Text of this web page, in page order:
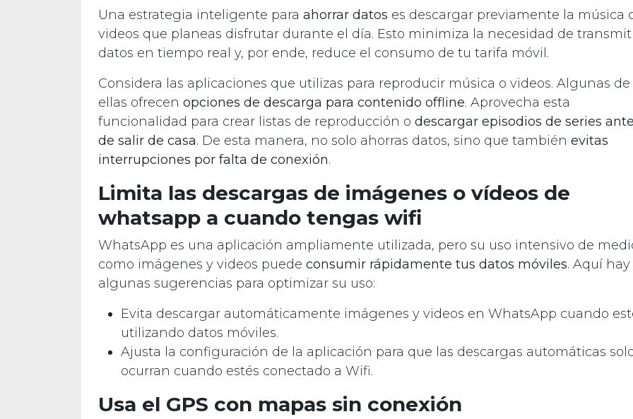
Una estrategia inteligente para ahorrar datos es descargar previamente la música
videos que planeas disfrutar durante el día. Esto minimiza la necesidad de
datos en tiempo real y, por ende, reduce el consumo de tu tarifa móvil.
Considera las aplicaciones que utilizas para reproducir música o videos. Algunas de
ellas ofrecen opciones de descarga para contenido offline. Aprovecha esta
funcionalidad para crear listas de reproducción o descargar episodios de series
de salir de casa. De esta manera, no solo ahorras datos, sino que también evitas
interrupciones por falta de conexión.
Limita las descargas de imágenes o vídeos de
whatsapp a cuando tengas wifi
WhatsApp es una aplicación ampliamente utilizada, pero su uso intensivo de
como imágenes y videos puede consumir rápidamente tus datos móviles. Aquí hay
algunas sugerencias para optimizar su uso:
Evita descargar automáticamente imágenes y videos en WhatsApp cuando
utilizando datos móviles.
Ajusta la configuración de la aplicación para que las descargas automáticas
ocurran cuando estés conectado a Wifi.
Usa el GPS con mapas sin conexión